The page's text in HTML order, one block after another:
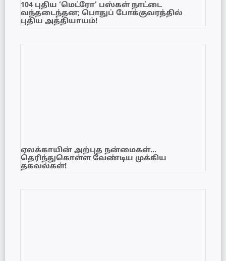
104 புதிய ‘மெட்ரோ’ பஸ்கள் நாட்டை
வந்தடைந்தன; பொதுப் போக்குவரத்தில்
புதிய அத்தியாயம்!
ஏலக்காயின் அற்புத நன்மைகள்…
தெரிந்துகொள்ள வேண்டிய முக்கிய
தகவல்கள்!